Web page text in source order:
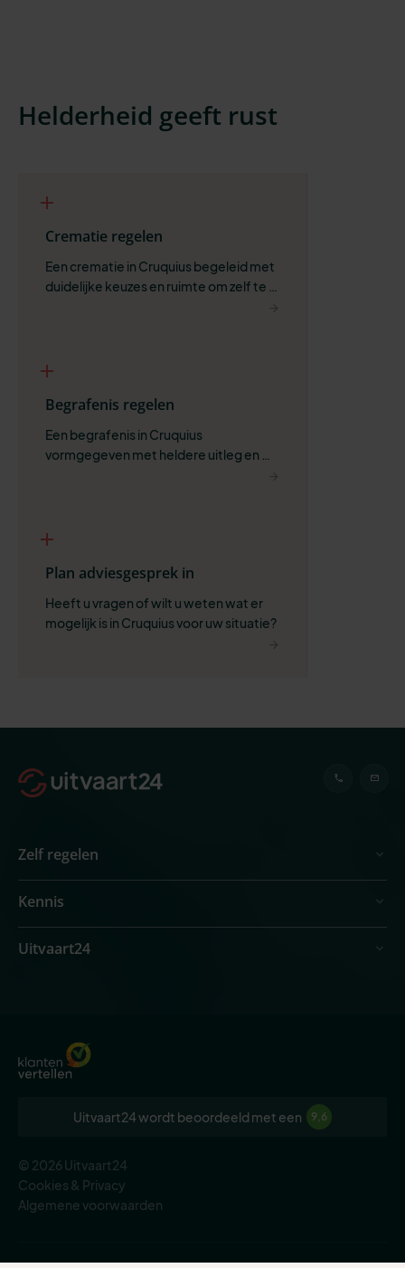
Helderheid geeft rust
Crematie regelen
Een crematie in Cruquius begeleid met
duidelijke keuzes en ruimte om zelf te
Begrafenis regelen
Een begrafenis in Cruquius
vormgegeven met heldere uitleg en
Plan adviesgesprek in
Heeft u vragen of wilt u weten wat er
mogelijk is in Cruquius voor uw situatie?
Zelf regelen
Kennis
Uitvaart24
Uitvaart24 wordt beoordeeld met een 9,6
© 2026 Uitvaart24
Cookies & Privacy
Algemene voorwaarden